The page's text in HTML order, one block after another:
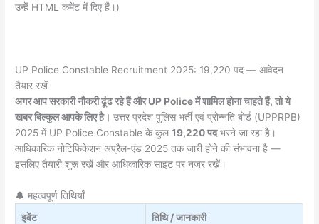
उन्हें HTML कमेंट में दिए हैं।)
UP Police Constable Recruitment 2025: 19,220 पद — आवेदन
तैयार रखें
अगर आप सरकारी नौकरी ढूंढ रहे हैं और UP Police में शामिल होना चाहते हैं, तो ये
खबर बिल्कुल आपके लिए है। उत्तर प्रदेश पुलिस भर्ती एवं प्रोन्नति बोर्ड (UPPRPB)
2025 में UP Police Constable के कुल19,220 पदभरने जा रहा है।
आधिकारिक नोटिफिकेशन अप्रैल-एंड 2025 तक जारी होने की संभावना है —
इसलिए तैयारी शुरू रखें और आधिकारिक साइट पर नज़र रखें।
🔔 महत्वपूर्ण तिथियाँ
इवेंट
तिथि / जानकारी